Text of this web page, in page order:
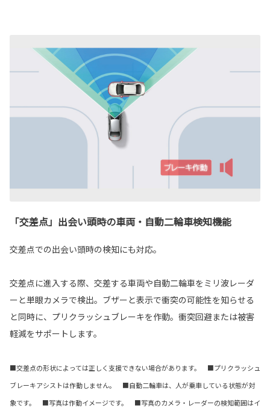
「交差点」出会い頭時の車両・自動二輪車検知機能
交差点での出会い頭時の検知にも対応。
交差点に進入する際、交差する車両や自動二輪車をミリ波レーダ
ーと単眼カメラで検出。ブザーと表示で衝突の可能性を知らせる
と同時に、プリクラッシュブレーキを作動。衝突回避または被害
軽減をサポートします。
■交差点の形状によっては正しく支援できない場合があります。 ■プリクラッシュ
ブレーキアシストは作動しません。 ■自動二輪車は、人が乗車している状態が対
象です。 ■写真は作動イメージです。 ■写真のカメラ・レーダーの検知範囲はイ